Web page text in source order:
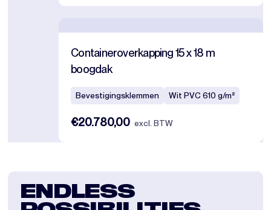
Containeroverkapping 15 x 18 m
boogdak
Bevestigingsklemmen Wit PVC 610 g/m²
€20.780,00 excl. BTW
ENDLESS